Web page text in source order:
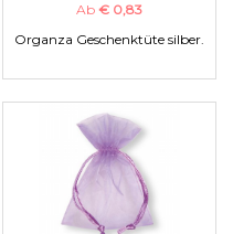
Ab € 0,83
Organza Geschenktüte silber.